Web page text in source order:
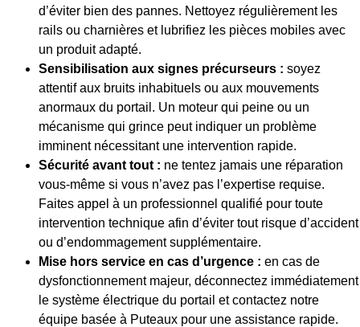
d’éviter bien des pannes. Nettoyez régulièrement les
rails ou charnières et lubrifiez les pièces mobiles avec
un produit adapté.
Sensibilisation aux signes précurseurs : soyez
attentif aux bruits inhabituels ou aux mouvements
anormaux du portail. Un moteur qui peine ou un
mécanisme qui grince peut indiquer un problème
imminent nécessitant une intervention rapide.
Sécurité avant tout : ne tentez jamais une réparation
vous-même si vous n’avez pas l’expertise requise.
Faites appel à un professionnel qualifié pour toute
intervention technique afin d’éviter tout risque d’accident
ou d’endommagement supplémentaire.
Mise hors service en cas d’urgence : en cas de
dysfonctionnement majeur, déconnectez immédiatement
le système électrique du portail et contactez notre
équipe basée à Puteaux pour une assistance rapide.